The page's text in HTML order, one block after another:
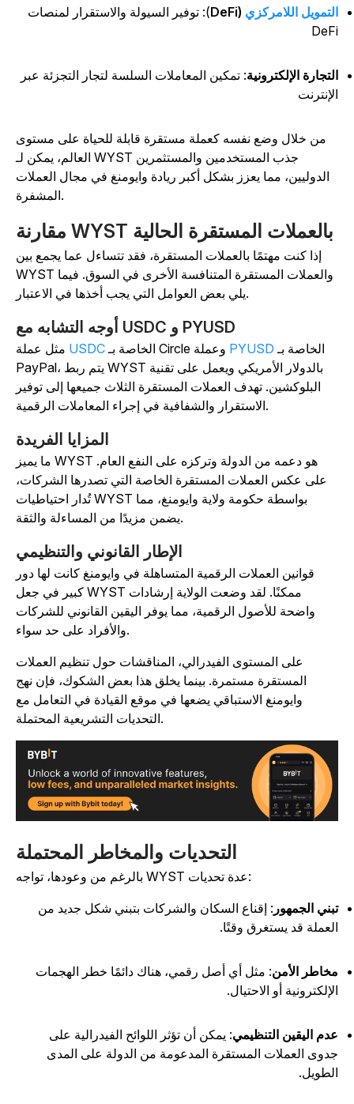
اللامركزي(DeFi
): توفير السيولة والاستقرار لمنصات
الإلكترونية: تمكين المعاملات السلسة لتجار التجزئة عبر
من خلال وضع نفسه كعملة مستقرة قابلة للحياة على مستوى
العالم، يمكن لـ WYST جذب المستخدمين والمستثمرين
الدوليين، مما يعزز بشكل أكبر ريادة وايومنغ في مجال العملات
مقارنة WYST بالعملات المستقرة الحالية
إذا كنت مهتمًا بالعملات المستقرة، فقد تتساءل عما يجمع بين
WYST والعملات المستقرة المتنافسة الأخرى في السوق. فيما
أوجه التشابه مع USDC و PYUSD
مثل عملةUSDC الخاصة بـ Circle وعملةPYUSDالخاصة بـ
PayPal، يتم ربط WYST بالدولار الأمريكي ويعمل على تقنية
البلوكشين. تهدف العملات المستقرة الثلاث جميعها إلى توفير
المزايا الفريدة
ما يميز WYST هو دعمه من الدولة وتركزه على النفع العام.
على عكس العملات المستقرة الخاصة التي تصدرها الشركات،
تُدار احتياطيات WYST بواسطة حكومة ولاية وايومنغ، مما
الإطار القانوني والتنظيمي
قوانين العملات الرقمية المتساهلة في وايومنغ كانت لها دور
كبير في جعل WYST ممكنًا. لقد وضعت الولاية إرشادات
واضحة للأصول الرقمية، مما يوفر اليقين القانوني للشركات
على المستوى الفيدرالي، المناقشات حول تنظيم العملات
المستقرة مستمرة. بينما يخلق هذا بعض الشكوك، فإن نهج
وايومنغ الاستباقي يضعها في موقع القيادة في التعامل مع
التحديات والمخاطر المحتملة
الجمهور: إقناع السكان والشركات بتبني شكل جديد من
قد يستغرق وقتًا.
الأمن: مثل أي أصل رقمي، هناك دائمًا خطر الهجمات
أو الاحتيال.
اليقين التنظيمي: يمكن أن تؤثر اللوائح الفيدرالية على
العملات المستقرة المدعومة من الدولة على المدى